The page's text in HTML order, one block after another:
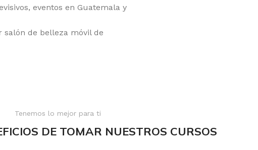
eventos en Guatemala y
salón de belleza móvil de
Tenemos lo mejor para ti
DE TOMAR NUESTROS CURSOS